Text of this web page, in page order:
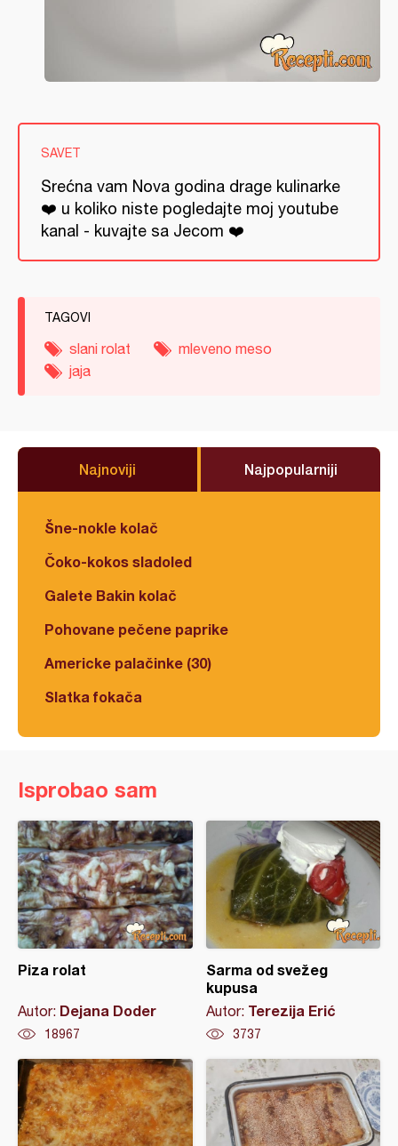
SAVET
Srećna vam Nova godina drage kulinarke
❤️ u koliko niste pogledajte moj youtube
kanal - kuvajte sa Jecom ❤️
TAGOVI
slani rolat
mleveno meso
jaja
Najnoviji Najpopularniji
Šne-nokle kolač
Čoko-kokos sladoled
Galete Bakin kolač
Pohovane pečene paprike
Americke palačinke (30)
Slatka fokača
Isprobao sam
Piza rolat
Autor: Dejana Doder
18967
Sarma od svežeg
kupusa
Autor: Terezija Erić
3737